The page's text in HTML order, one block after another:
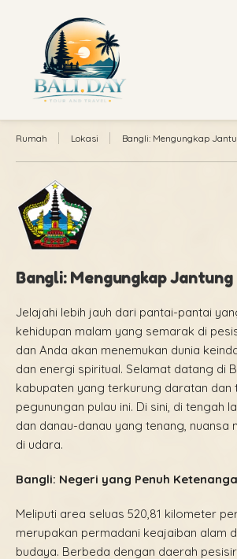
Rumah Lokasi Bangli: Mengungkap
Bangli: Mengungkap
Jelajahi lebih jauh dari pantai-pantai
kehidupan malam yang semarak di
dan Anda akan menemukan dunia
dan energi spiritual. Selamat datang di
kabupaten yang terkurung daratan dan
pegunungan pulau ini. Di sini, di tengah
dan danau-danau yang tenang, nuansa
di udara.
Bangli: Negeri yang Penuh
Meliputi area seluas 520,81 kilometer
merupakan permadani keajaiban alam
budaya. Berbeda dengan daerah